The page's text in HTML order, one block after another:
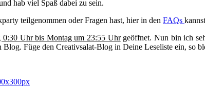
hab viel Spaß dabei zu sein.
teilgenommen oder Fragen hast, hier in den FAQs
0:30 Uhr bis Montag um 23:55 Uhrgeöffnet. Nun bin ich
Füge den Creativsalat-Blog in Deine Leseliste ein, so